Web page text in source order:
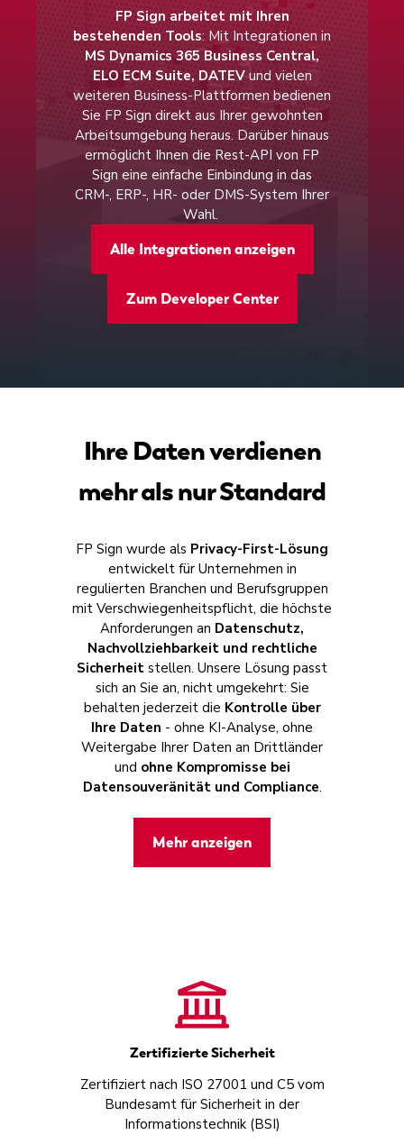
Genehmigungsprozesses per Drag-&-
Dropfest – zur gleichzeitigen
Unterschrift, nacheinander oder zur
einfachen Lesebestätigung. Über die
automatische Zeitbegrenzungstellen
Sie sicher, dass Fristen jederzeit
eingehalten werden.
auf allen Endgeräten unterschreiben
sowie automatisches Löschennach
Mehr erfahren
Unterschriftenfelder für Ihre Empfänger
perDrag-&-Dropoder lassen Sie die
Felder automatisch an den vorgesehenen
Stellen platzieren. Im Anschluss
versenden Sie Ihre Dokumente ganz
einfach per Klick.
Über unsere erweiterten Funktionen
können Sie je nach Use Case das
Sicherheitsniveau der angeforderten
unterstützt neben der
qualifizierte elektronische Signatur
Mehr erfahren
FP Sign arbeitet mit Ihren
bestehenden Tools: Mit Integrationen in
MS Dynamics 365 Business Central,
ELO ECM Suite, DATEVund vielen
weiteren Business-Plattformen bedienen
Sie FP Sign direkt aus Ihrer gewohnten
Arbeitsumgebung heraus. Darüber hinaus
ermöglicht Ihnen die Rest-API von FP
Sign eine einfache Einbindung in das
CRM-, ERP-, HR- oder DMS-System Ihrer
Wahl. ​
Alle Integrationen anzeigen
Zum Developer Center
Ihre Daten verdienen
mehr als nur Standard
FP Sign wurde als Privacy-First-Lösung
entwickelt für Unternehmen in
regulierten Branchen und Berufsgruppen
mit Verschwiegenheitspflicht, die höchste
Anforderungen an Datenschutz,
Nachvollziehbarkeit und rechtliche
Sicherheit stellen. Unsere Lösung passt
sich an Sie an, nicht umgekehrt: Sie
behalten jederzeit die Kontrolle über
Ihre Daten - ohne KI-Analyse, ohne
Weitergabe Ihrer Daten an Drittländer
und ohne Kompromisse bei
Datensouveränität und Compliance.
Mehr anzeigen
Zertifizierte Sicherheit
Zertifiziert nach ISO 27001 und C5 vom
Bundesamt für Sicherheit in der
Informationstechnik (BSI)